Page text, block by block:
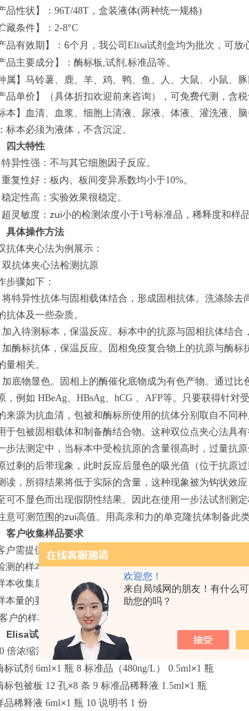
欢迎您！
来自局域网的朋友！有什么
助您的吗？
品性状】： 96T/48T ，盒装液体(两种统一规格)
藏条件】： 2-8°C
品有效期】：6个月，我公司 Elisa试剂盒均为批次，可放
品主要成分】：酶标板 ,试剂 ,标准品等。
种属】马铃薯、鹿、羊、鸡、鸭、鱼、人、大鼠、小鼠、
品单价】（具体折扣欢迎前来咨询），可免费代测，含税
标本】血清、血浆、细胞上清液、尿液、体液、灌洗液、
标本必须为液体，不含沉淀。
四大特性
特异性强：不与其它细胞因子反应。
重复性好：板内、板间变异系数均小于10%。
稳定性高：实验效果很稳定。
超灵敏度：zui小的检测浓度小于1号标准品，稀释度和样
具体操作方法
抗体夹心法为例展示：
双抗体夹心法检测抗原
步骤如下：
将特异性抗体与固相载体结合，形成固相抗体。洗涤除去
抗体及一些杂质。
加入待测标本，保温反应。标本中的抗原与固相抗体结合
加酶标抗体，保温反应。固相免疫复合物上的抗原与酶
量相关。
加底物显色。固相上的酶催化底物成为有色产物。通过
，例如 HBeAg HBsAg hCG AFP等。只要获得针对
来源为抗血清，包被和酶标所使用的抗体分别取自不同
于包被固相载体和制备酶结合物。这种双位点夹心法具
步法测定中，当标本中受检抗原的含量很高时，过量抗
过剩的后带现象，此时反应后显色的吸光值（位于抗原
读，所得结果将低于实际的含量，这种现象被为钩状效应
可不显色而出现假阴性结果。因此在使用一步法试剂测
意可测范围的zui高值。用高亲和力的单克隆抗体制备此
客户收集样品要求
户需提供待检测抗体和包被用抗原。
测的样本为细胞培养上清、人和动物的血清、血浆。
本收集后应立即
-20℃保存，若长期保存应 -70℃。
本量的要求：若一个指标做复孔检测应不少于
，做
户的样本收集后，立即按要求保存，切忌反复冻融。外
Elisa试剂盒组成
倍浓缩洗涤液 20ml × 1 终止液 1瓶
标试剂 6ml×1 瓶 8 标准品（480ng/L ） 0.5ml×1 瓶
标包被板 12 孔×8 条 9 标准品稀释液 1.5ml×1 瓶
品稀释液 6ml×1 瓶 10 说明书 1 份